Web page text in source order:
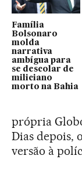
Família
Bolsonaro
molda
narrativa
ambígua para
se descolar de
miliciano
morto na Bahia
própria
Dias depois,
versão à